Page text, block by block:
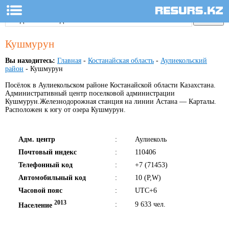
Кушмурун
Вы находитесь: Главная - Костанайская область - Аулиекольский
район - Кушмурун
Посёлок в Аулиекольском районе Костанайской области Казахстана.
Административный центр поселковой администрации
Кушмурун.Железнодорожная станция на линии Астана — Карталы.
Расположен к югу от озера Кушмурун.
Адм. центр :
Аулиеколь
Почтовый индекс
:
110406
Телефонный код
:
+7 (71453)
Автомобильный код
:
10 (P,W)
Часовой пояс
:
UTC+6
Население 2013 : 9 633 чел.